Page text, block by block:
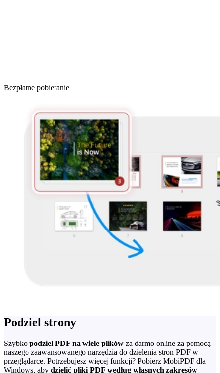
Bezpłatne pobieranie
Podziel strony
Szybko podziel PDF na wiele plików za darmo online za pomocą
naszego zaawansowanego narzędzia do dzielenia stron PDF w
przeglądarce. Potrzebujesz więcej funkcji? Pobierz MobiPDF dla
Windows, aby dzielić pliki PDF według własnych zakresów